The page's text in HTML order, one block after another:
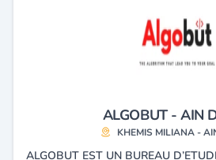
ALGOBUT - AIN
KHEMIS MILIANA -